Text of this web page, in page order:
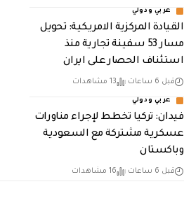
عربي ودولي
القيادة المركزية الامريكية: تحويل
مسار 53 سفينة تجارية منذ
استئناف الحصار على ايران
قبل 6 ساعات 13 مشاهدات
عربي ودولي
فيدان: تركيا تخطط لإجراء مناورات
عسكرية مشتركة مع السعودية
وباكستان
قبل 6 ساعات 16 مشاهدات